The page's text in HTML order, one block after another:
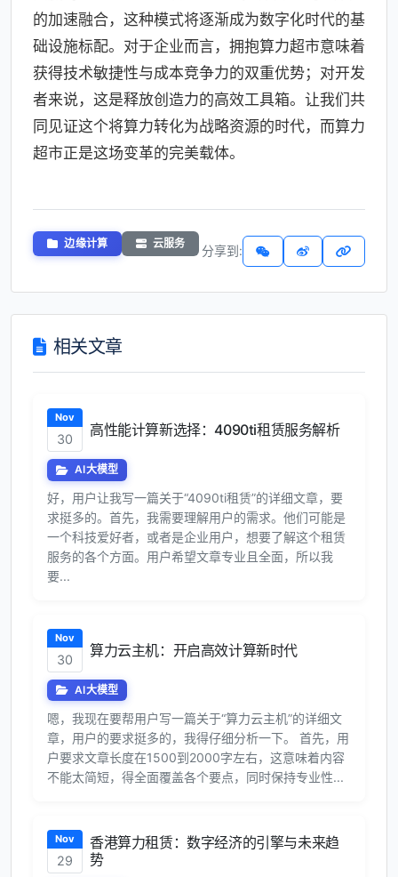
的加速融合，这种模式将逐渐成为数字化时代的基
础设施标配。对于企业而言，拥抱算力超市意味着
获得技术敏捷性与成本竞争力的双重优势；对开发
者来说，这是释放创造力的高效工具箱。让我们共
同见证这个将算力转化为战略资源的时代，而算力
超市正是这场变革的完美载体。
边缘计算 云服务 分享到:
相关文章
Nov
30
高性能计算新选择：4090ti租赁服务解析
AI大模型
好，用户让我写一篇关于“4090ti租赁”的详细文章，要
求挺多的。首先，我需要理解用户的需求。他们可能是
一个科技爱好者，或者是企业用户，想要了解这个租赁
服务的各个方面。用户希望文章专业且全面，所以我
要...
Nov
30
算力云主机：开启高效计算新时代
AI大模型
嗯，我现在要帮用户写一篇关于“算力云主机”的详细文
章，用户的要求挺多的，我得仔细分析一下。 首先，用
户要求文章长度在1500到2000字左右，这意味着内容
不能太简短，得全面覆盖各个要点，同时保持专业性...
Nov
29
香港算力租赁：数字经济的引擎与未来趋
势